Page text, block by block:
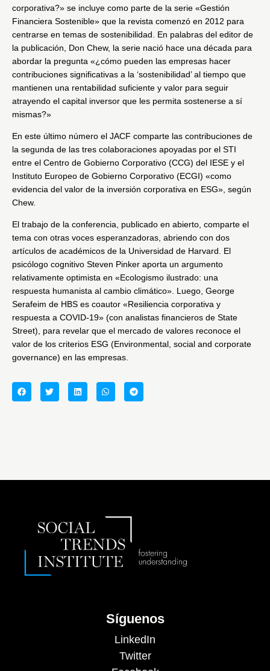
corporativa?» se incluye como parte de la serie «Gestión
Financiera Sostenible» que la revista comenzó en 2012 para
centrarse en temas de sostenibilidad. En palabras del editor de
la publicación, Don Chew, la serie nació hace una década para
abordar la pregunta «¿cómo pueden las empresas hacer
contribuciones significativas a la ‘sostenibilidad’ al tiempo que
mantienen una rentabilidad suficiente y valor para seguir
atrayendo el capital inversor que les permita sostenerse a sí
mismas?»
En este último número el JACF comparte las contribuciones de
la segunda de las tres colaboraciones apoyadas por el STI
entre el Centro de Gobierno Corporativo (CCG) del IESE y el
Instituto Europeo de Gobierno Corporativo (ECGI) «como
evidencia del valor de la inversión corporativa en ESG», según
Chew.
El trabajo de la conferencia, publicado en abierto, comparte el
tema con otras voces esperanzadoras, abriendo con dos
artículos de académicos de la Universidad de Harvard. El
psicólogo cognitivo Steven Pinker aporta un argumento
relativamente optimista en «Ecologismo ilustrado: una
respuesta humanista al cambio climático». Luego, George
Serafeim de HBS es coautor «Resiliencia corporativa y
respuesta a COVID-19» (con analistas financieros de State
Street), para revelar que el mercado de valores reconoce el
valor de los criterios ESG (Environmental, social and corporate
governance) en las empresas.
Síguenos
LinkedIn
Twitter